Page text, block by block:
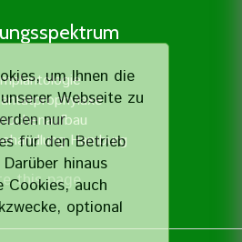
um Ihnen die
Webseite zu
nur
für den Betrieb
hinaus
Cookies, auch
optional
Hamburg
this page